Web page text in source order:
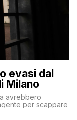
evasi dal
Milano
avrebbero
per scappare